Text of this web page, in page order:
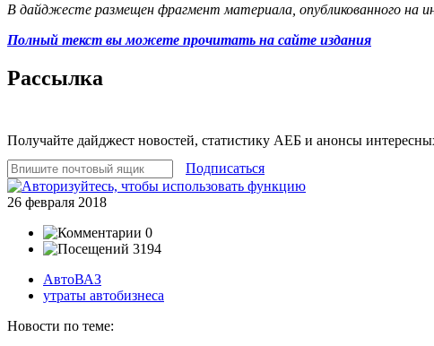
В дайджесте размещен фрагмент материала, опубликованного на
Полный текст вы можете прочитать на сайте издания
Рассылка
Получайте дайджест новостей, статистику АЕБ и анонсы
Подписаться
26 февраля 2018
0
3194
АвтоВАЗ
утраты автобизнеса
Новости по теме: